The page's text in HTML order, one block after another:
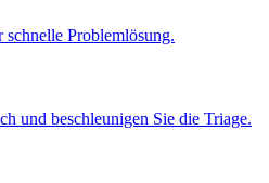
Problemlösung.
und beschleunigen Sie die Triage.